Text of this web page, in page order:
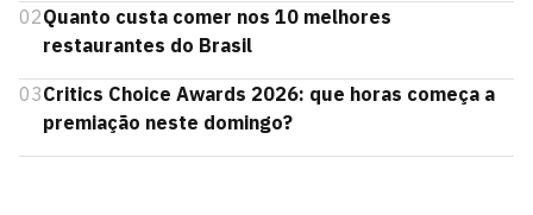
02Quanto custa comer nos 10 melhores
restaurantes do Brasil
03Critics Choice Awards 2026: que horas começa a
premiação neste domingo?